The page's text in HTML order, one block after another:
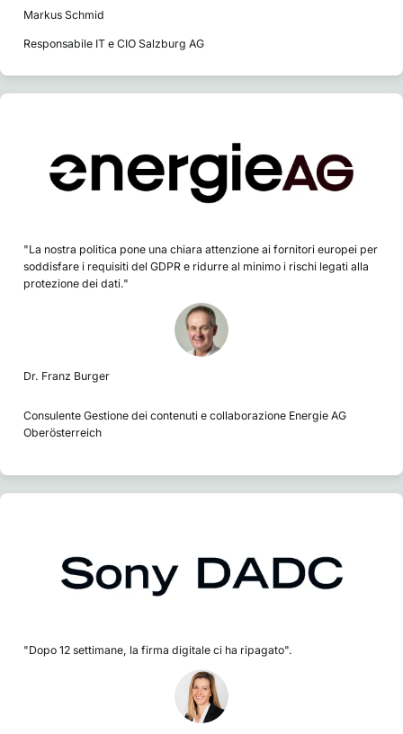
Markus Schmid
Responsabile IT e CIO Salzburg AG
"La nostra politica pone una chiara attenzione ai fornitori europei per
soddisfare i requisiti del GDPR e ridurre al minimo i rischi legati alla
protezione dei dati."
Dr. Franz Burger
Consulente Gestione dei contenuti e collaborazione Energie AG
Oberösterreich
"Dopo 12 settimane, la firma digitale ci ha ripagato".